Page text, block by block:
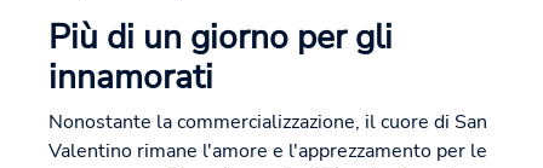
Più di un giorno per gli
innamorati
Nonostante la commercializzazione, il cuore di San
Valentino rimane l'amore e l'apprezzamento per le